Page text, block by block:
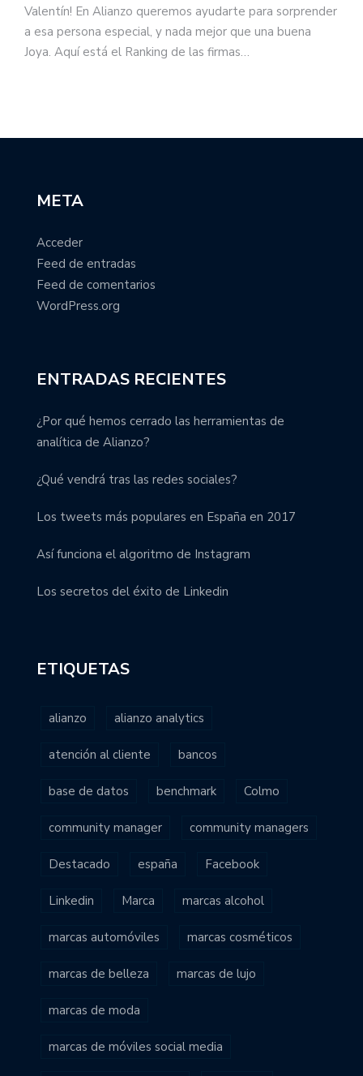
Valentín! En Alianzo queremos ayudarte para sorprender
a esa persona especial, y nada mejor que una buena
Joya. Aquí está el Ranking de las firmas…
META
Acceder
Feed de entradas
Feed de comentarios
WordPress.org
ENTRADAS RECIENTES
¿Por qué hemos cerrado las herramientas de
analítica de Alianzo?
¿Qué vendrá tras las redes sociales?
Los tweets más populares en España en 2017
Así funciona el algoritmo de Instagram
Los secretos del éxito de Linkedin
ETIQUETAS
alianzo alianzo analytics
atención al cliente bancos
base de datos benchmark Colmo
community manager community managers
Destacado españa Facebook
Linkedin Marca marcas alcohol
marcas automóviles marcas cosméticos
marcas de belleza marcas de lujo
marcas de moda
marcas de móviles social media